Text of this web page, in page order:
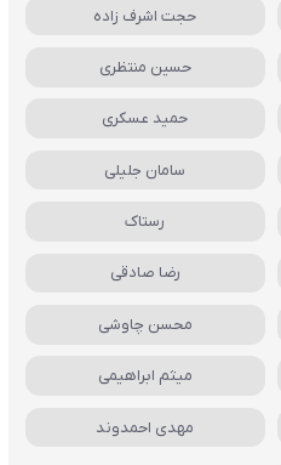
حجت اشرف زاده
حسین منتظری
حمید عسکری
سامان جلیلی
رستاک
رضا صادقی
محسن چاوشی
میثم ابراهیمی
مهدی احمدوند